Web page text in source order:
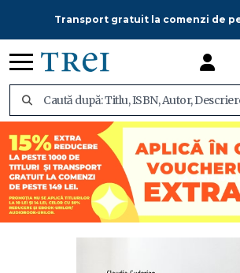
Transport gratuit la comenzi de